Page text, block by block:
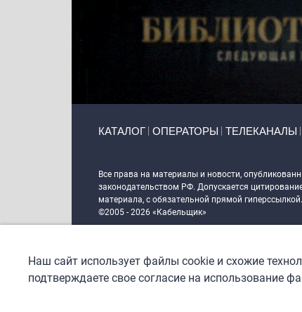
КАТАЛОГ ОПЕРАТОРЫ ТЕЛЕКАНАЛЫ
Все права на материалы и новости,
законодательством РФ. Допускается
материала, с обязательной прямой гиперссылкой.
©2005 - 2026 «Кабельщик»
DrupalCoder — поддержка сайта c 2017 года
Наш сайт использует файлы cookie и схожие
подтверждаете свое согласие на использование